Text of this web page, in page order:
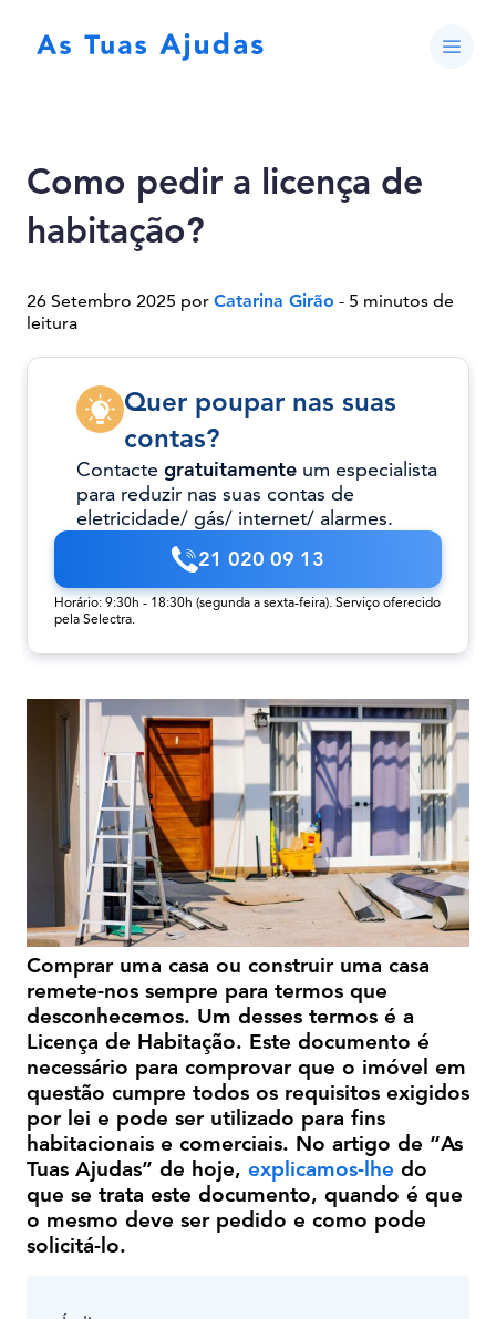
Como pedir a licença de
habitação?
26 Setembro 2025 por Catarina Girão - 5 minutos de
leitura
Quer poupar nas suas
contas?
Contacte gratuitamente um especialista
para reduzir nas suas contas de
eletricidade/ gás/ internet/ alarmes.
21 020 09 13
Horário: 9:30h - 18:30h (segunda a sexta-feira). Serviço oferecido
pela Selectra.
Comprar uma casa ou construir uma casa
remete-nos sempre para termos que
desconhecemos. Um desses termos é a
Licença de Habitação. Este documento é
necessário para comprovar que o imóvel em
questão cumpre todos os requisitos exigidos
por lei e pode ser utilizado para fins
habitacionais e comerciais. No artigo de “As
Tuas Ajudas” de hoje, explicamos-lhe do
que se trata este documento, quando é que
o mesmo deve ser pedido e como pode
solicitá-lo.